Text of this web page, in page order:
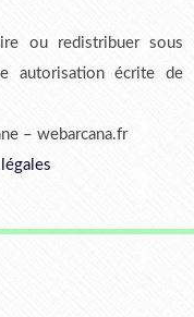
ou redistribuer sous
autorisation écrite de
– webarcana.fr